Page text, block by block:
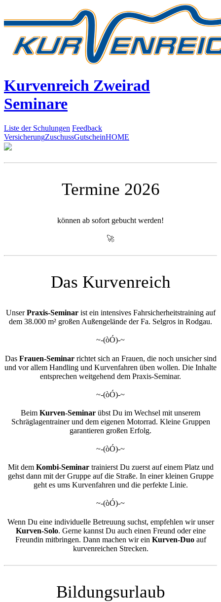
Kurvenreich Zweirad
Seminare
Liste der Schulungen Feedback
VersicherungZuschussGutscheinHOME
Termine 2026
können ab sofort gebucht werden!
🚀
Das Kurvenreich
UnserPraxis-Seminarist ein intensives Fahrsicherheitstraining auf
dem 38.000 m² großen Außengelände der Fa. Selgros in Rodgau.
~-(òÓ)-~
Das Frauen-Seminarrichtet sich an Frauen, die noch unsicher sind
und vor allem Handling und Kurvenfahren üben wollen. Die Inhalte
entsprechen weitgehend dem Praxis-Seminar.
~-(òÓ)-~
Beim Kurven-Seminar übst Du im Wechsel mit unserem
Schräglagentrainer und dem eigenen Motorrad. Kleine Gruppen
garantieren großen Erfolg.
~-(òÓ)-~
Mit dem Kombi-Seminartrainierst Du zuerst auf einem Platz und
gehst dann mit der Gruppe auf die Straße. In einer kleinen Gruppe
geht es ums Kurvenfahren und die perfekte Linie.
~-(òÓ)-~
Wenn Du eine individuelle Betreuung suchst, empfehlen wir unser
Kurven-Solo. Gerne kannst Du auch einen Freund oder eine
Freundin mitbringen. Dann machen wir ein Kurven-Duoauf
kurvenreichen Strecken.
Bildungsurlaub